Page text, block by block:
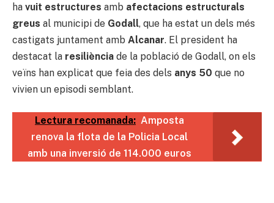
ha vuit estructures amb afectacions estructurals
greus al municipi de Godall, que ha estat un dels més
castigats juntament amb Alcanar. El president ha
destacat la resiliència de la població de Godall, on els
veïns han explicat que feia des dels anys 50 que no
vivien un episodi semblant.
Lectura recomanada: Amposta
renova la flota de la Policia Local
amb una inversió de 114.000 euros